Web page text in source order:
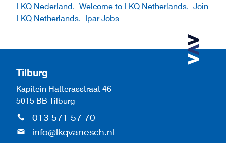
LKQ Nederland, Welcome to LKQ Netherlands, Join
LKQ Netherlands, Ipar Jobs
Tilburg
Kapitein Hatterasstraat 46
5015 BB Tilburg
013 571 57 70
info@lkqvanesch.nl